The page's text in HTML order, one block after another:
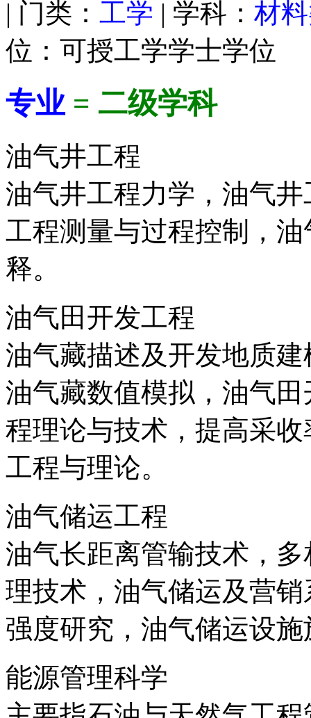
| 门类： 工学 | 学科： 材
位：可授工学学士学位
专业= 二级学科
油气井工程
油气井工程力学，油气
工程测量与过程控制，
释。
油气田开发工程
油气藏描述及开发地质
油气藏数值模拟，油气
程理论与技术，提高采
工程与理论。
油气储运工程
油气长距离管输技术，
理技术，油气储运及营
强度研究，油气储运设
能源管理科学